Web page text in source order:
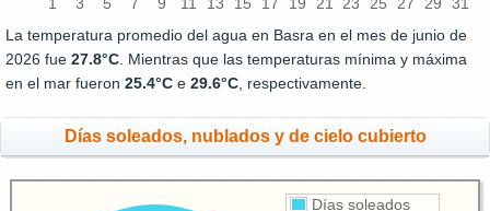
1 3 5 7 9 11 13 15 17 19 21 23 25 27 29 31
La temperatura promedio del agua en Basra en el mes de junio de
2026 fue 27.8°C. Mientras que las temperaturas mínima y máxima
en el mar fueron 25.4°C e 29.6°C, respectivamente.
Días soleados, nublados y de cielo cubierto
Días soleados